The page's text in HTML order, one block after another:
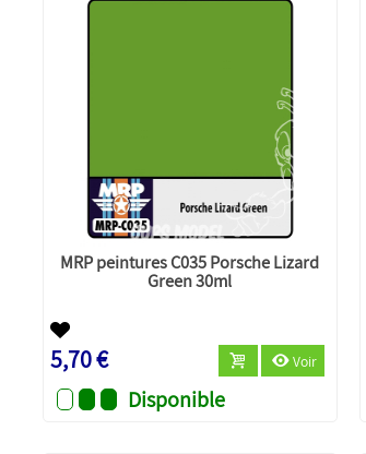
MRP peintures C035 Porsche Lizard
Green 30ml
5,70 € Voir
Disponible